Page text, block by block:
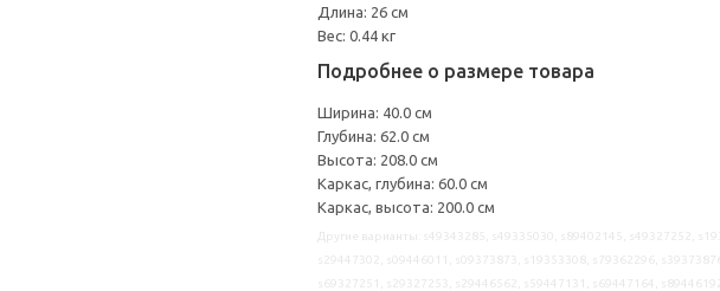
Длина: 26 см
Вес: 0.44 кг
Подробнее о размере товара
Ширина: 40.0 см
Глубина: 62.0 см
Высота: 208.0 см
Каркас, глубина: 60.0 см
Каркас, высота: 200.0 см